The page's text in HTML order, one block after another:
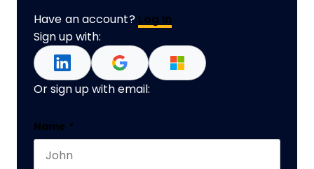
Have an account? Log In
Sign up with:
Or sign up with email:
X/Twitter
Name *